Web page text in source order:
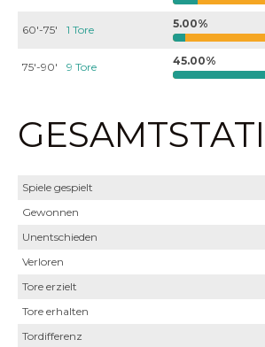
60'-75' 1 Tore 5.00%
75'-90' 9 Tore 45.00%
Spiele gespielt
Gewonnen
Unentschieden
Verloren
Tore erzielt
Tore erhalten
Tordifferenz